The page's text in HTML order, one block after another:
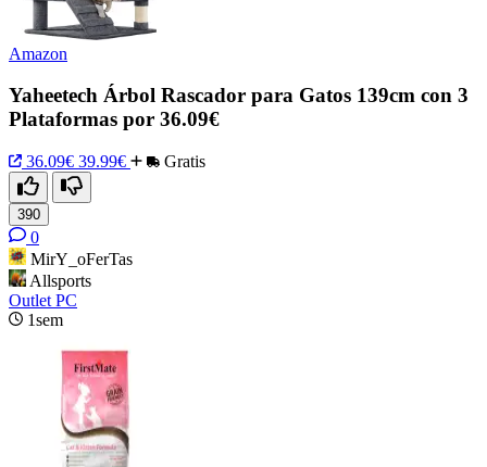
Amazon
Yaheetech Árbol Rascador para Gatos 139cm con 3
Plataformas por 36.09€
36.09€ 39.99€ Gratis
390
0
MirY_oFerTas
Allsports
Outlet PC
1sem